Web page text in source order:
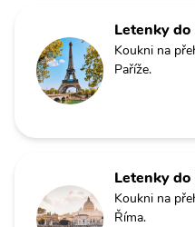
Letenky do
Koukni na
Paříže.
Letenky do
Koukni na
Říma.